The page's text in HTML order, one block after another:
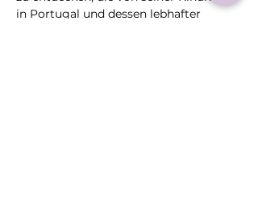
in Portugal und dessen lebhafter